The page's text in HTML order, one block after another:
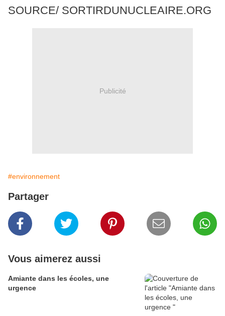
SOURCE/ SORTIRDUNUCLEAIRE.ORG
Publicité
#environnement
Partager
Vous aimerez aussi
Amiante dans les écoles, une
urgence